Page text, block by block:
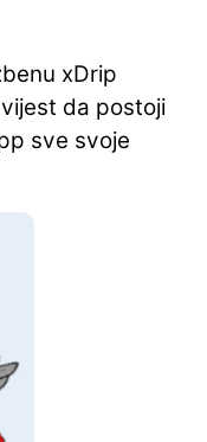
xDrip
da postoji
sve svoje